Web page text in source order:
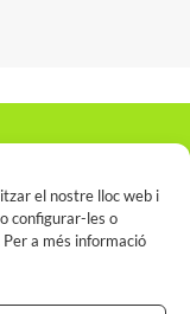
el nostre lloc web i
configurar-les o
a més informació